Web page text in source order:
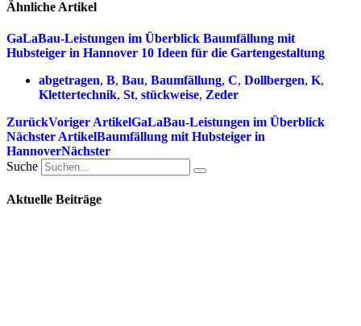
Ähnliche Artikel
GaLaBau-Leistungen im Überblick Baumfällung mit
Hubsteiger in Hannover 10 Ideen für die Gartengestaltung
abgetragen, B, Bau, Baumfällung, C, Dollbergen, K,
Klettertechnik, St, stückweise, Zeder
ZurückVoriger ArtikelGaLaBau-Leistungen im Überblick
Nächster ArtikelBaumfällung mit Hubsteiger in
HannoverNächster
Suche
Aktuelle Beiträge